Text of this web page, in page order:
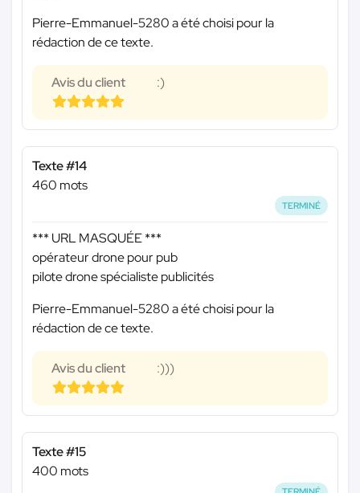
Pierre-Emmanuel-5280 a été choisi pour la
rédaction de ce texte.
Avis du client :)
Texte #14
460 mots
TERMINÉ
*** URL MASQUÉE ***
opérateur drone pour pub
pilote drone spécialiste publicités
Pierre-Emmanuel-5280 a été choisi pour la
rédaction de ce texte.
Avis du client :)))
Texte #15
400 mots